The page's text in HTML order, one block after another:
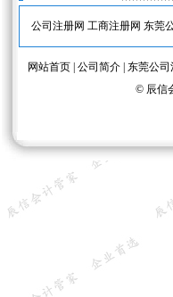
公司注册网 工商注册网 东莞
网站首页| 公司简介| 东莞公司
© 辰信